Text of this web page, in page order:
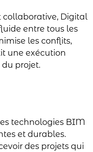
collaborative, Digital
entre tous les
les conflits,
une exécution
projet.
technologies BIM
et durables.
des projets qui